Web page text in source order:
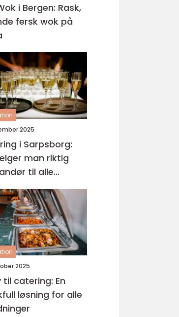
i Bergen: Rask,
fersk wok på
2025
i Sarpsborg:
man riktig
til alle
2025
til catering: En
løsning for alle